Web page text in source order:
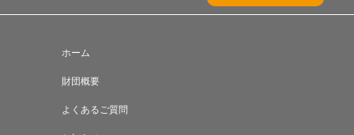
ホーム
財団概要
よくあるご質問